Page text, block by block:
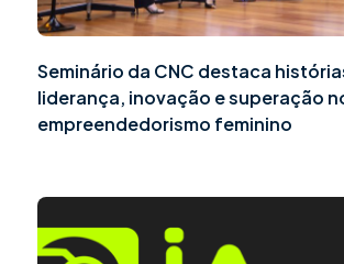
Seminário da CNC destaca
liderança, inovação e superação
empreendedorismo feminino